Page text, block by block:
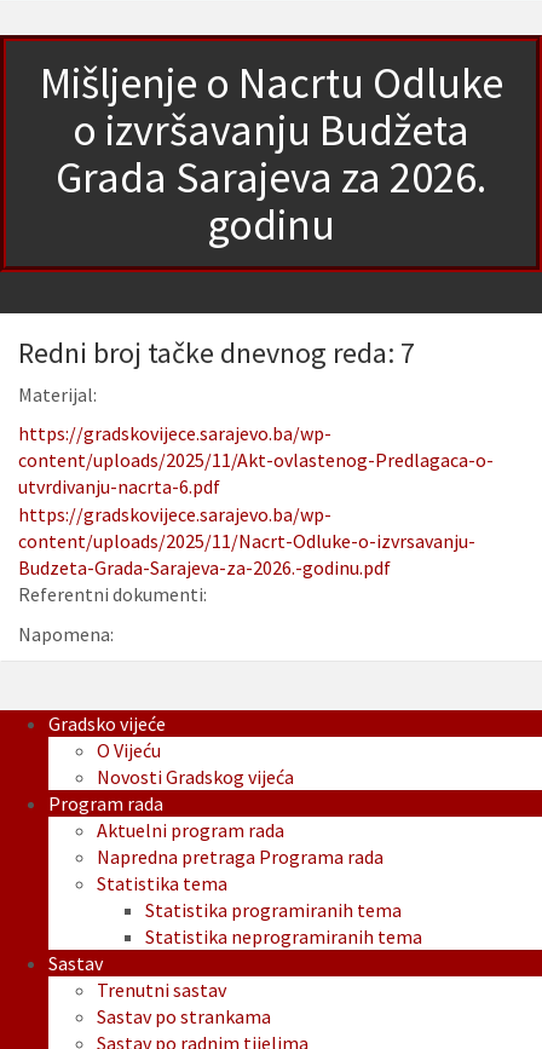
Mišljenje o Nacrtu Odluke
o izvršavanju Budžeta
Grada Sarajeva za 2026.
godinu
Redni broj tačke dnevnog reda: 7
Materijal:
https://gradskovijece.sarajevo.ba/wp-
content/uploads/2025/11/Akt-ovlastenog-Predlagaca-o-
utvrdivanju-nacrta-6.pdf
https://gradskovijece.sarajevo.ba/wp-
content/uploads/2025/11/Nacrt-Odluke-o-izvrsavanju-
Budzeta-Grada-Sarajeva-za-2026.-godinu.pdf
Referentni dokumenti:
Napomena:
Gradsko vijeće
O Vijeću
Novosti Gradskog vijeća
Program rada
Aktuelni program rada
Napredna pretraga Programa rada
Statistika tema
Statistika programiranih tema
Statistika neprogramiranih tema
Sastav
Trenutni sastav
Sastav po strankama
Sastav po radnim tijelima